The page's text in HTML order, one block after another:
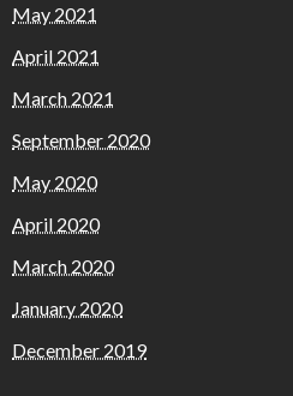
May 2021
April 2021
March 2021
September 2020
May 2020
April 2020
March 2020
January 2020
December 2019